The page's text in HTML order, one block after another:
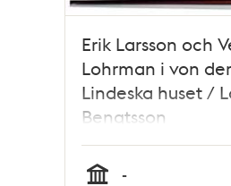
Erik Larsson och
Lohrman i von der
Lindeska huset /
Bengtsson
-